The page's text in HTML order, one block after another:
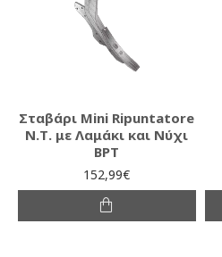
Σταβάρι Mini Ripuntatore
Ν.Τ. με Λαμάκι και Νύχι
BPT
152,99€